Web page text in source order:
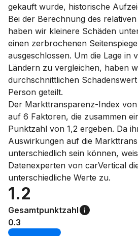
gekauft wurde, historische
Bei der Berechnung des
haben wir kleinere Schäden
einen zerbrochenen
ausgeschlossen. Um die Lage in
Ländern zu vergleichen, haben
durchschnittlichen
Person geteilt.
Der Markttransparenz-Index
auf 6 Faktoren, die zusammen
Punktzahl von 1,2 ergeben. Da
Auswirkungen auf die
unterschiedlich sein können,
Datenexperten von carVertical
unterschiedliche Werte zu.
1.2
Gesamtpunktzahl
0.3